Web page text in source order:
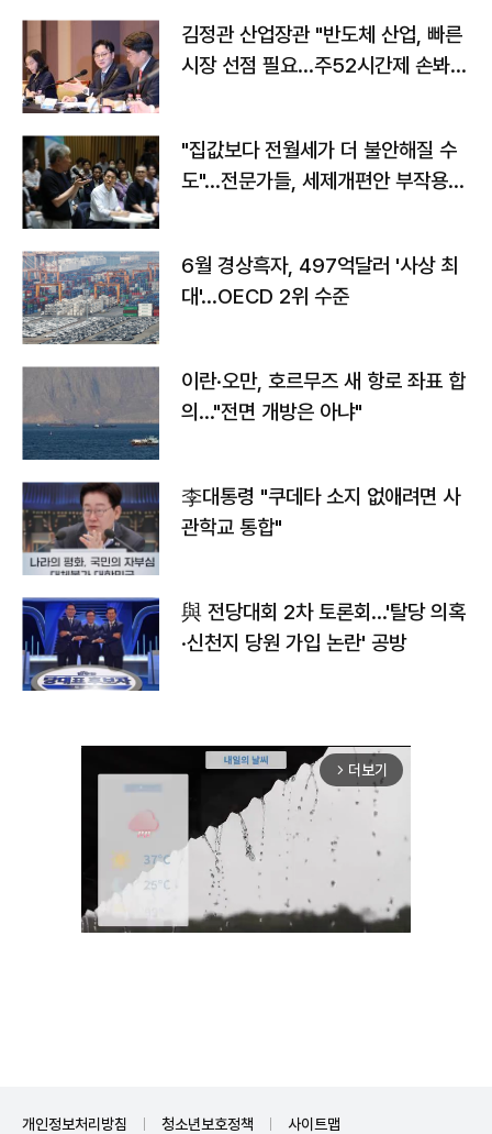
김정관 산업장관 "반도체 산업, 빠른
시장 선점 필요…주52시간제 손봐
"집값보다 전월세가 더 불안해질 수
도"…전문가들, 세제개편안 부작용
6월 경상흑자, 497억달러 '사상 최
대'…OECD 2위 수준
이란·오만, 호르무즈 새 항로 좌표 합
의…"전면 개방은 아냐"
李대통령 "쿠데타 소지 없애려면 사
관학교 통합"
與 전당대회 2차 토론회…'탈당 의혹
·신천지 당원 가입 논란' 공방
arrow_forward_ios 더보기
개인정보처리방침 청소년보호정책 사이트맵